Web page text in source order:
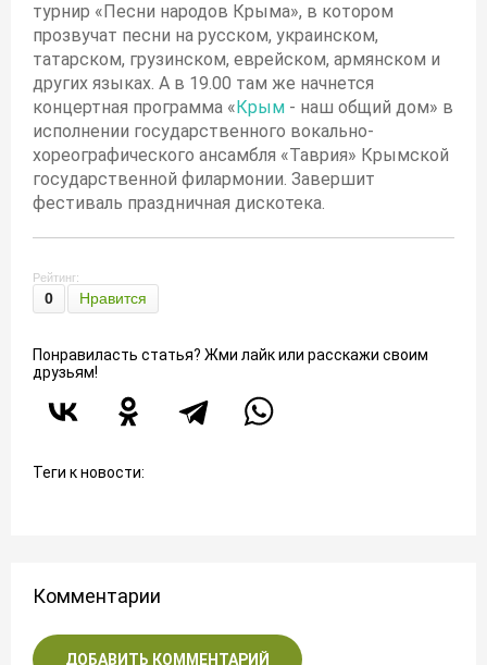
турнир «Песни народов Крыма», в котором
прозвучат песни на русском, украинском,
татарском, грузинском, еврейском, армянском и
других языках. А в 19.00 там же начнется
концертная программа «Крым - наш общий дом» в
исполнении государственного вокально-
хореографического ансамбля «Таврия» Крымской
государственной филармонии. Завершит
фестиваль праздничная дискотека.
Рейтинг:
0 Нравится
Понравиласть статья? Жми лайк или расскажи своим
друзьям!
Теги к новости:
Комментарии
ДОБАВИТЬ КОММЕНТАРИЙ